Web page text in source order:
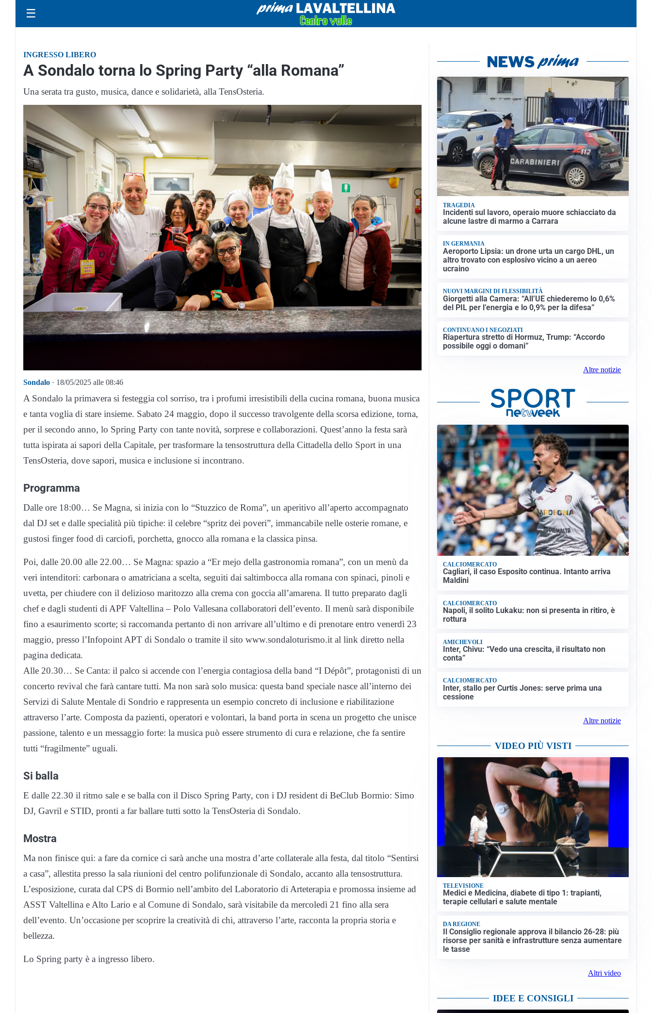
☰
INGRESSO LIBERO
A Sondalo torna lo Spring Party “alla Romana”
Una serata tra gusto, musica, dance e solidarietà, alla TensOsteria.
Sondalo · 18/05/2025 alle 08:46
A Sondalo la primavera si festeggia col sorriso, tra i profumi irresistibili della cucina romana, buona musica
e tanta voglia di stare insieme. Sabato 24 maggio, dopo il successo travolgente della scorsa edizione, torna,
per il secondo anno, lo Spring Party con tante novità, sorprese e collaborazioni. Quest’anno la festa sarà
tutta ispirata ai sapori della Capitale, per trasformare la tensostruttura della Cittadella dello Sport in una
TensOsteria, dove sapori, musica e inclusione si incontrano.
Programma
Dalle ore 18:00… Se Magna, si inizia con lo “Stuzzico de Roma”, un aperitivo all’aperto accompagnato
dal DJ set e dalle specialità più tipiche: il celebre “spritz dei poveri”, immancabile nelle osterie romane, e
gustosi finger food di carciofi, porchetta, gnocco alla romana e la classica pinsa.
Poi, dalle 20.00 alle 22.00… Se Magna: spazio a “Er mejo della gastronomia romana”, con un menù da
veri intenditori: carbonara o amatriciana a scelta, seguiti dai saltimbocca alla romana con spinaci, pinoli e
uvetta, per chiudere con il delizioso maritozzo alla crema con goccia all’amarena. Il tutto preparato dagli
chef e dagli studenti di APF Valtellina – Polo Vallesana collaboratori dell’evento. Il menù sarà disponibile
fino a esaurimento scorte; si raccomanda pertanto di non arrivare all’ultimo e di prenotare entro venerdì 23
maggio, presso l’Infopoint APT di Sondalo o tramite il sito www.sondaloturismo.it al link diretto nella
pagina dedicata.
Alle 20.30… Se Canta: il palco si accende con l’energia contagiosa della band “I Dépôt”, protagonisti di un
concerto revival che farà cantare tutti. Ma non sarà solo musica: questa band speciale nasce all’interno dei
Servizi di Salute Mentale di Sondrio e rappresenta un esempio concreto di inclusione e riabilitazione
attraverso l’arte. Composta da pazienti, operatori e volontari, la band porta in scena un progetto che unisce
passione, talento e un messaggio forte: la musica può essere strumento di cura e relazione, che fa sentire
tutti “fragilmente” uguali.
Si balla
E dalle 22.30 il ritmo sale e se balla con il Disco Spring Party, con i DJ resident di BeClub Bormio: Simo
DJ, Gavril e STID, pronti a far ballare tutti sotto la TensOsteria di Sondalo.
Mostra
Ma non finisce qui: a fare da cornice ci sarà anche una mostra d’arte collaterale alla festa, dal titolo “Sentirsi
a casa”, allestita presso la sala riunioni del centro polifunzionale di Sondalo, accanto alla tensostruttura.
L’esposizione, curata dal CPS di Bormio nell’ambito del Laboratorio di Arteterapia e promossa insieme ad
ASST Valtellina e Alto Lario e al Comune di Sondalo, sarà visitabile da mercoledì 21 fino alla sera
dell’evento. Un’occasione per scoprire la creatività di chi, attraverso l’arte, racconta la propria storia e
bellezza.
Lo Spring party è a ingresso libero.
TRAGEDIA
Incidenti sul lavoro, operaio muore schiacciato da
alcune lastre di marmo a Carrara
IN GERMANIA
Aeroporto Lipsia: un drone urta un cargo DHL, un
altro trovato con esplosivo vicino a un aereo
ucraino
NUOVI MARGINI DI FLESSIBILITÀ
Giorgetti alla Camera: “All’UE chiederemo lo 0,6%
del PIL per l’energia e lo 0,9% per la difesa”
CONTINUANO I NEGOZIATI
Riapertura stretto di Hormuz, Trump: “Accordo
possibile oggi o domani”
Altre notizie
CALCIOMERCATO
Cagliari, il caso Esposito continua. Intanto arriva
Maldini
CALCIOMERCATO
Napoli, il solito Lukaku: non si presenta in ritiro, è
rottura
AMICHEVOLI
Inter, Chivu: “Vedo una crescita, il risultato non
conta”
CALCIOMERCATO
Inter, stallo per Curtis Jones: serve prima una
cessione
Altre notizie
VIDEO PIÙ VISTI
TELEVISIONE
Medici e Medicina, diabete di tipo 1: trapianti,
terapie cellulari e salute mentale
DA REGIONE
Il Consiglio regionale approva il bilancio 26-28: più
risorse per sanità e infrastrutture senza aumentare
le tasse
Altri video
IDEE E CONSIGLI